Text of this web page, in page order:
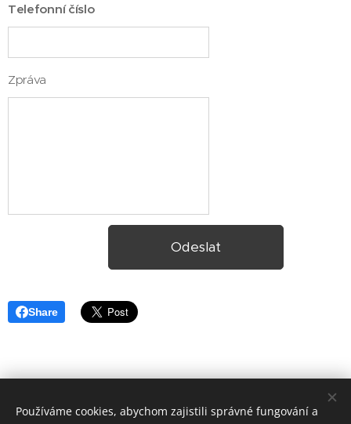
Telefonní číslo
Zpráva
Odeslat
Share
© 2026 Reality Radost - franšíza společnostiREALITY
Používáme cookies, abychom zajistili správné fungování a